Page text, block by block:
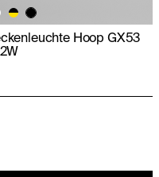
Hoop GX53